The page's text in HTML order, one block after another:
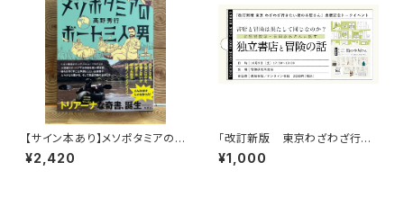
【サイン本あり】メソポタミアの
ボート三人男
¥2,420
「改訂新版 東京わざわざ行き
たい街の本屋さん」出版記念ト
ークイベント録画視聴権
¥1,000